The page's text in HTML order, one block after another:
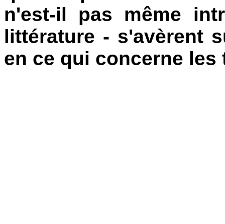
n'est-il pas même
littérature - s'avèrent
en ce qui concerne